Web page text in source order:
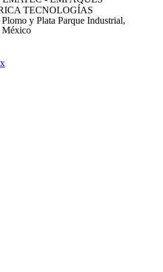
TECNOLOGÍAS
y Plata Parque Industrial,
México